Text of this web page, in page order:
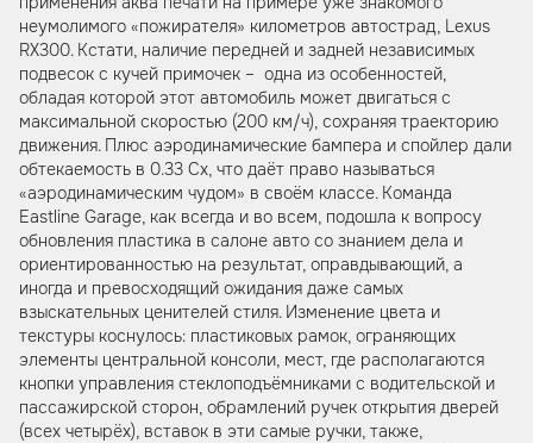
неумолимого «пожирателя» километров автострад, Lexus
RX300. Кстати, наличие передней и задней независимых
подвесок с кучей примочек – одна из особенностей,
обладая которой этот автомобиль может двигаться с
максимальной скоростью (200 км/ч), сохраняя траекторию
движения. Плюс аэродинамические бампера и спойлер дали
обтекаемость в 0.33 Сх, что даёт право называться
«аэродинамическим чудом» в своём классе. Команда
Eastline Garage, как всегда и во всем, подошла к вопросу
обновления пластика в салоне авто со знанием дела и
ориентированностью на результат, оправдывающий, а
иногда и превосходящий ожидания даже самых
взыскательных ценителей стиля. Изменение цвета и
текстуры коснулось: пластиковых рамок, ограняющих
элементы центральной консоли, мест, где располагаются
кнопки управления стеклоподъёмниками с водительской и
пассажирской сторон, обрамлений ручек открытия дверей
(всех четырёх), вставок в эти самые ручки, также,